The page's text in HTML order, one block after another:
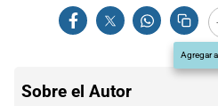
Agregar
Sobre el Autor